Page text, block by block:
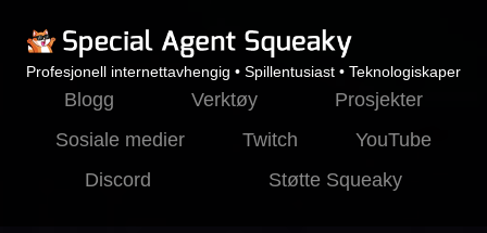
Profesjonell internettavhengig • Spillentusiast • Teknologiskaper
Blogg Verktøy
Prosjekter
Sosiale medier
Twitch
YouTube
Discord
Støtte Squeaky